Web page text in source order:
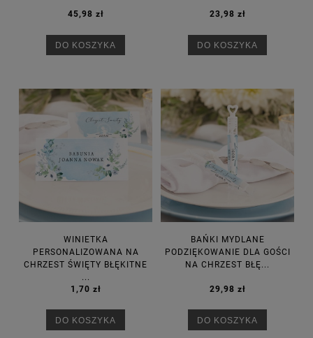
45,98 zł
DO KOSZYKA
23,98 zł
DO KOSZYKA
WINIETKA
PERSONALIZOWANA NA
CHRZEST ŚWIĘTY BŁĘKITNE
...
1,70 zł
DO KOSZYKA
BAŃKI MYDLANE
PODZIĘKOWANIE DLA GOŚCI
NA CHRZEST BŁĘ...
29,98 zł
DO KOSZYKA